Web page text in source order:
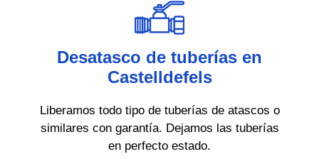
Desatasco de tuberías en
Castelldefels
Liberamos todo tipo de tuberías de atascos o
similares con garantía. Dejamos las tuberías
en perfecto estado.